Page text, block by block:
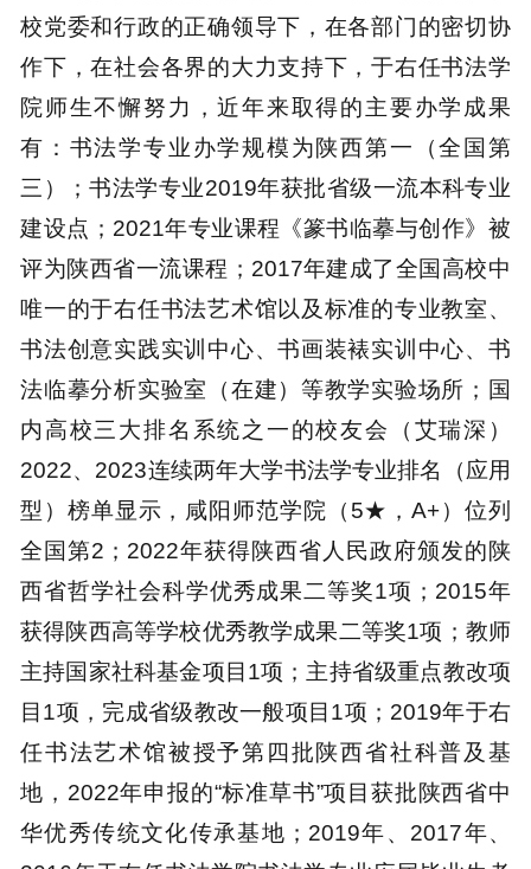
厚德载物，春华秋实。在上级主管部门、学
校党委和行政的正确领导下，在各部门的密切协
作下，在社会各界的大力支持下，于右任书法学
院师生不懈努力，近年来取得的主要办学成果
有：书法学专业办学规模为陕西第一（全国第
三）；书法学专业2019年获批省级一流本科专业
建设点；2021年专业课程《篆书临摹与创作》被
评为陕西省一流课程；2017年建成了全国高校中
唯一的于右任书法艺术馆以及标准的专业教室、
书法创意实践实训中心、书画装裱实训中心、书
法临摹分析实验室（在建）等教学实验场所；国
内高校三大排名系统之一的校友会（艾瑞深）
2022、2023连续两年大学书法学专业排名（应用